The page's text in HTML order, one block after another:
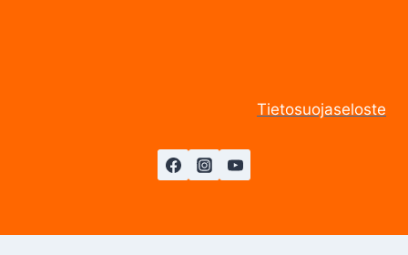
Tietosuojaseloste